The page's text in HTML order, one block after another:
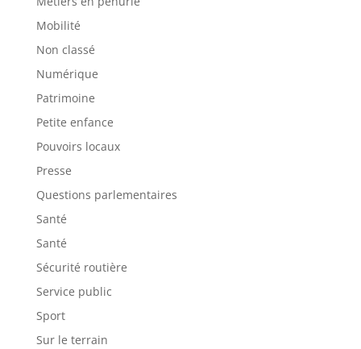
Mobilité
Non classé
Numérique
Patrimoine
Petite enfance
Pouvoirs locaux
Presse
Questions parlementaires
Santé
Santé
Sécurité routière
Service public
Sport
Sur le terrain